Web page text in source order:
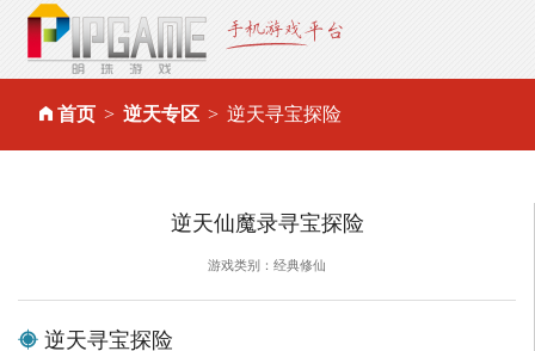
首页 逆天专区 逆天寻宝探险
逆天仙魔录寻宝探险
游戏类别：经典修仙
逆天寻宝探险